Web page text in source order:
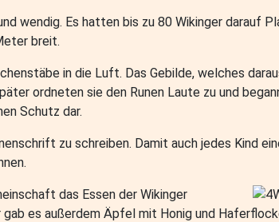
wendig. Es hatten bis zu 80 Wikinger darauf
breit.
in die Luft. Das Gebilde, welches
ordneten sie den Runen Laute zu und
Schutz dar.
zu schreiben. Damit auch jedes Kind
das Essen der Wikinger
es außerdem Äpfel mit Honig und